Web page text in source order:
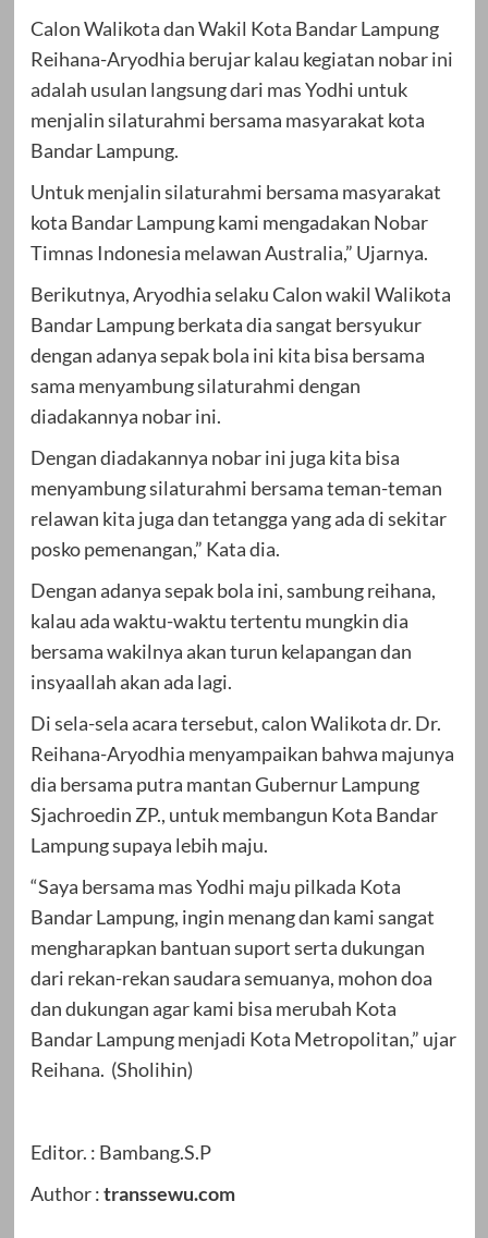
Calon Walikota dan Wakil Kota Bandar Lampung
Reihana-Aryodhia berujar kalau kegiatan nobar ini
adalah usulan langsung dari mas Yodhi untuk
menjalin silaturahmi bersama masyarakat kota
Bandar Lampung.
Untuk menjalin silaturahmi bersama masyarakat
kota Bandar Lampung kami mengadakan Nobar
Timnas Indonesia melawan Australia,” Ujarnya.
Berikutnya, Aryodhia selaku Calon wakil Walikota
Bandar Lampung berkata dia sangat bersyukur
dengan adanya sepak bola ini kita bisa bersama
sama menyambung silaturahmi dengan
diadakannya nobar ini.
Dengan diadakannya nobar ini juga kita bisa
menyambung silaturahmi bersama teman-teman
relawan kita juga dan tetangga yang ada di sekitar
posko pemenangan,” Kata dia.
Dengan adanya sepak bola ini, sambung reihana,
kalau ada waktu-waktu tertentu mungkin dia
bersama wakilnya akan turun kelapangan dan
insyaallah akan ada lagi.
Di sela-sela acara tersebut, calon Walikota dr. Dr.
Reihana-Aryodhia menyampaikan bahwa majunya
dia bersama putra mantan Gubernur Lampung
Sjachroedin ZP., untuk membangun Kota Bandar
Lampung supaya lebih maju.
“Saya bersama mas Yodhi maju pilkada Kota
Bandar Lampung, ingin menang dan kami sangat
mengharapkan bantuan suport serta dukungan
dari rekan-rekan saudara semuanya, mohon doa
dan dukungan agar kami bisa merubah Kota
Bandar Lampung menjadi Kota Metropolitan,” ujar
Reihana. (Sholihin)
Editor. : Bambang.S.P
Author :transsewu.com